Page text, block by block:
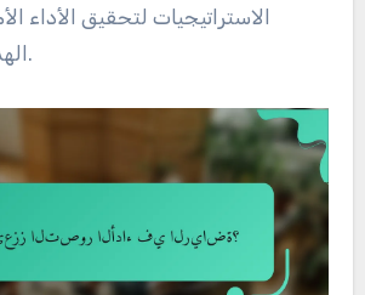
الاستراتيجيات لتحقيق الأداء
الهدوء تحت الضغط.